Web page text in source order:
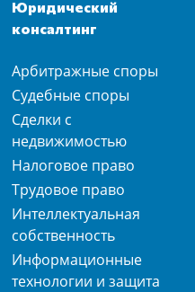
Юридический
консалтинг
Арбитражные споры
Судебные споры
Сделки с
недвижимостью
Налоговое право
Трудовое право
Интеллектуальная
собственность
Информационные
технологии и защита